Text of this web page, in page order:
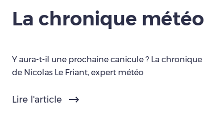
La chronique météo
Y aura-t-il une prochaine canicule ? La chronique
de Nicolas Le Friant, expert météo
Lire l'article